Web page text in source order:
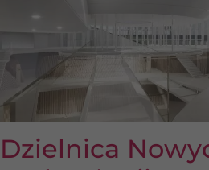
Dzielnica